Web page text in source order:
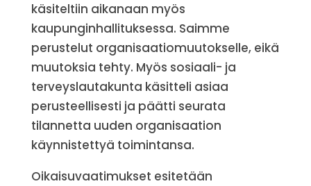
käsiteltiin aikanaan myös
kaupunginhallituksessa. Saimme
perustelut organisaatiomuutokselle, eikä
muutoksia tehty. Myös sosiaali- ja
terveyslautakunta käsitteli asiaa
perusteellisesti ja päätti seurata
tilannetta uuden organisaation
käynnistettyä toimintansa.
Oikaisuvaatimukset esitetään